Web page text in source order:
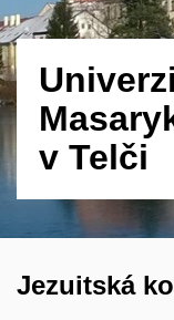
v Telči
Jezuitská